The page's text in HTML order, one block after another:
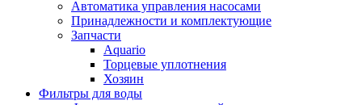
Автоматика управления насосами
Принадлежности и комплектующие
Запчасти
Aquario
Торцевые уплотнения
Хозяин
Фильтры для воды